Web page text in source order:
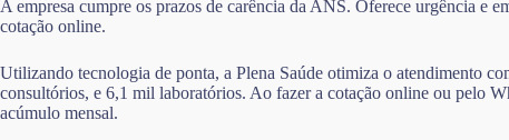
A empresa cumpre os prazos de carência da ANS. Oferece urgência e
cotação online.
Utilizando tecnologia de ponta, a Plena Saúde otimiza o atendimento
consultórios, e 6,1 mil laboratórios. Ao fazer a cotação online ou pelo
acúmulo mensal.